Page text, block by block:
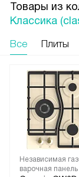
Товары из
Классика
Все Плиты
Независимая
варочная панель